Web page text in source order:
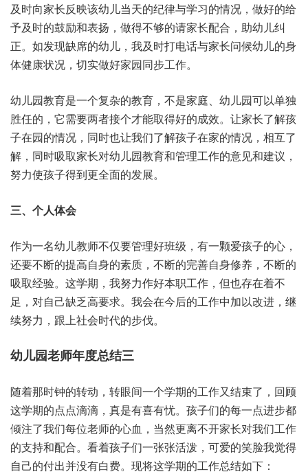
及时向家长反映该幼儿当天的纪律与学习的情况，做好的给
予及时的鼓励和表扬，做得不够的请家长配合，助幼儿纠
正。如发现缺席的幼儿，我及时打电话与家长问候幼儿的身
体健康状况，切实做好家园同步工作。
幼儿园教育是一个复杂的教育，不是家庭、幼儿园可以单独
胜任的，它需要两者接个才能取得好的成效。让家长了解孩
子在园的情况，同时也让我们了解孩子在家的情况，相互了
解，同时吸取家长对幼儿园教育和管理工作的意见和建议，
努力使孩子得到更全面的发展。
三、个人体会
作为一名幼儿教师不仅要管理好班级，有一颗爱孩子的心，
还要不断的提高自身的素质，不断的完善自身修养，不断的
吸取经验。这学期，我努力作好本职工作，但也存在着不
足，对自己缺乏高要求。我会在今后的工作中加以改进，继
续努力，跟上社会时代的步伐。
幼儿园老师年度总结三
随着那时钟的转动，转眼间一个学期的工作又结束了，回顾
这学期的点点滴滴，真是有喜有忧。孩子们的每一点进步都
倾注了我们每位老师的心血，当然更离不开家长对我们工作
的支持和配合。看着孩子们一张张活泼，可爱的笑脸我觉得
自己的付出并没有白费。现将这学期的工作总结如下：